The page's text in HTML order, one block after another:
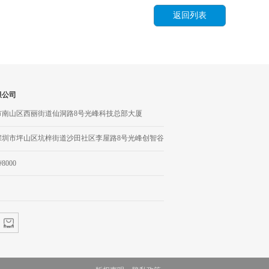
返回列表
司
山区西丽街道仙洞路8号光峰科技总部大厦
市坪山区坑梓街道沙田社区李屋路8号光峰创智谷